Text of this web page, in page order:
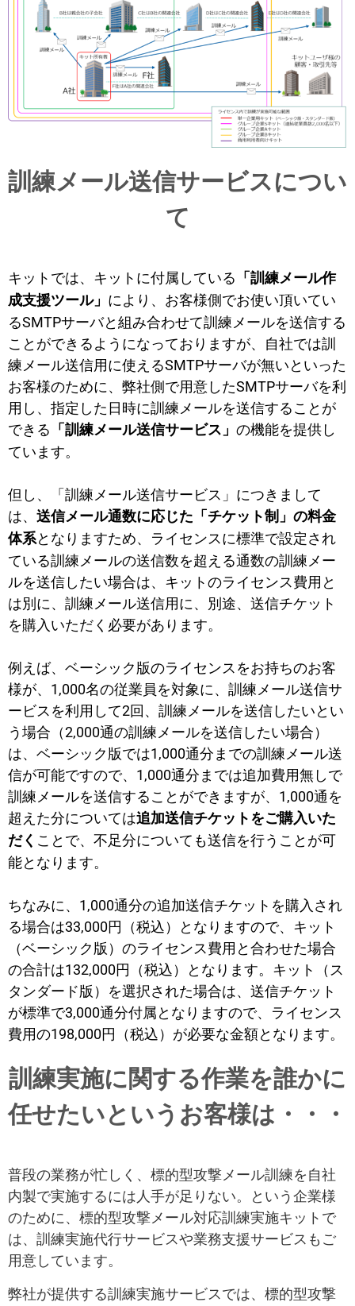
訓練メール送信サービスについ
て
キットでは、キットに付属している 「訓練メール作
成支援ツール」 により、お客様側でお使い頂いてい
るSMTPサーバと組み合わせて訓練メールを送信する
ことができるようになっておりますが、自社では訓
練メール送信用に使えるSMTPサーバが無いといった
お客様のために、弊社側で用意したSMTPサーバを利
用し、指定した日時に訓練メールを送信することが
できる 「訓練メール送信サービス」 の機能を提供し
ています。
但し、「訓練メール送信サービス」につきまして
は、 送信メール通数に応じた「チケット制」の料金
体系となりますため、ライセンスに標準で設定され
ている訓練メールの送信数を超える通数の訓練メー
ルを送信したい場合は、キットのライセンス費用と
は別に、訓練メール送信用に、別途、送信チケット
を購入いただく必要があります。
例えば、ベーシック版のライセンスをお持ちのお客
様が、1,000名の従業員を対象に、訓練メール送信サ
ービスを利用して2回、訓練メールを送信したいとい
う場合（2,000通の訓練メールを送信したい場合）
は、ベーシック版では1,000通分までの訓練メール送
信が可能ですので、1,000通分までは追加費用無しで
訓練メールを送信することができますが、1,000通を
超えた分については追加送信チケットをご購入いた
だく ことで、不足分についても送信を行うことが可
能となります。
ちなみに、1,000通分の追加送信チケットを購入され
る場合は33,000円（税込）となりますので、キット
（ベーシック版）のライセンス費用と合わせた場合
の合計は132,000円（税込）となります。キット（ス
タンダード版）を選択された場合は、送信チケット
が標準で3,000通分付属となりますので、ライセンス
費用の198,000円（税込）が必要な金額となります。
訓練実施に関する作業を誰かに
任せたいというお客様は・・・
普段の業務が忙しく、標的型攻撃メール訓練を自社
内製で実施するには人手が足りない。という企業様
のために、標的型攻撃メール対応訓練実施キットで
は、訓練実施代行サービスや業務支援サービスもご
用意しています。
弊社が提供する訓練実施サービスでは、標的型攻撃